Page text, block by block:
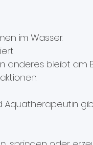
im Wasser.
anderes bleibt am
Aquatherapeutin